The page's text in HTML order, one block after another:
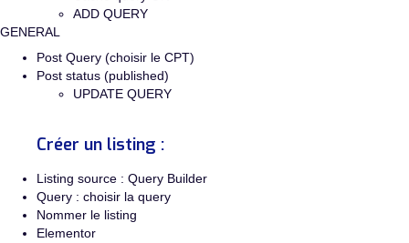
ADD QUERY
GENERAL
Post Query (choisir le CPT)
Post status (published)
UPDATE QUERY
Créer un listing :
Listing source : Query Builder
Query : choisir la query
Nommer le listing
Elementor